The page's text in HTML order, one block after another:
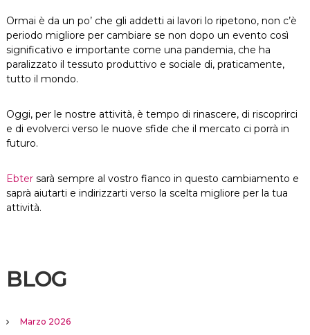
Ormai è da un po’ che gli addetti ai lavori lo ripetono, non c’è
periodo migliore per cambiare se non dopo un evento così
significativo e importante come una pandemia, che ha
paralizzato il tessuto produttivo e sociale di, praticamente,
tutto il mondo.
Oggi, per le nostre attività, è tempo di rinascere, di riscoprirci
e di evolverci verso le nuove sfide che il mercato ci porrà in
futuro.
Ebtersarà sempre al vostro fianco in questo cambiamento e
saprà aiutarti e indirizzarti verso la scelta migliore per la tua
attività.
BLOG
Marzo 2026